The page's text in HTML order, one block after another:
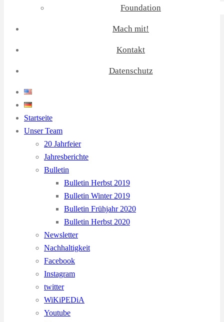
Foundation
Mach mit!
Kontakt
Datenschutz
Startseite
Unser Team
20 Jahrfeier
Jahresberichte
Bulletin
Bulletin Herbst 2019
Bulletin Winter 2019
Bulletin Frühjahr 2020
Bulletin Herbst 2020
Newsletter
Nachhaltigkeit
Facebook
Instagram
twitter
WiKiPEDiA
Youtube